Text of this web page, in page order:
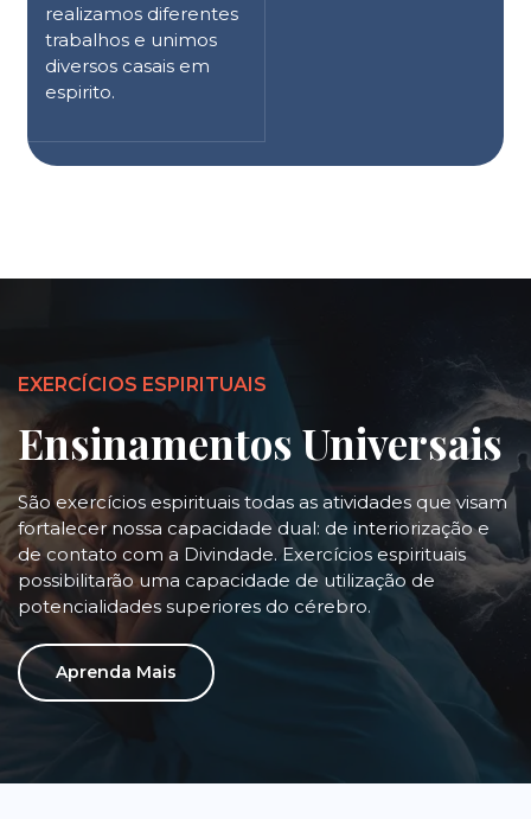
realizamos diferentes
trabalhos e unimos
diversos casais em
espirito.
EXERCÍCIOS ESPIRITUAIS
Ensinamentos Universais
São exercícios espirituais todas as atividades que visam
fortalecer nossa capacidade dual: de interiorização e
de contato com a Divindade. Exercícios espirituais
possibilitarão uma capacidade de utilização de
potencialidades superiores do cérebro.
Aprenda Mais